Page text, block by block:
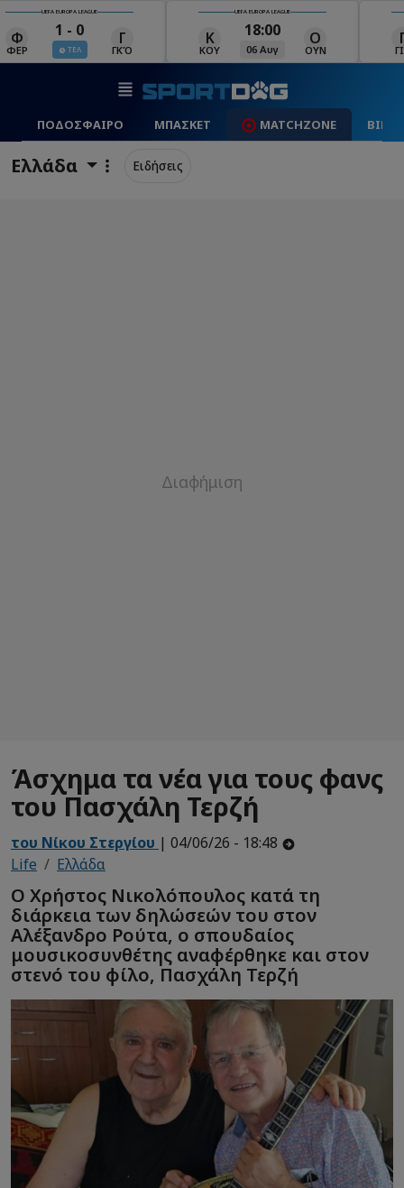
UEFA EUROPA LEAGUE
Κ 18:00
06 Αυγ ΟΥΝ
UEFA EUROPA LEAGUE
ΓΙΑ
19:00
06 Αυγ
Ρ
ΡΈΙ ΜΑΚ
ΠΟΔΟΣΦΑΙΡΟ ΜΠΑΣΚΕΤ MATCHZONE
Ελλάδα Ειδήσεις
Άσχημα τα νέα για τους φανς
του Πασχάλη Τερζή
του Νίκου Στεργίου | 04/06/26 - 18:48
Life
Ελλάδα
Ο Χρήστος Νικολόπουλος κατά τη
διάρκεια των δηλώσεών του στον
Αλέξανδρο Ρούτα, ο σπουδαίος
μουσικοσυνθέτης αναφέρθηκε και στον
στενό του φίλο, Πασχάλη Τερζή